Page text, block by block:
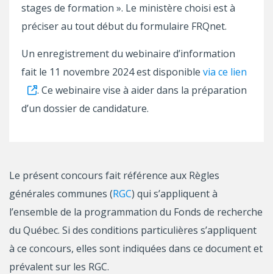
stages de formation ». Le ministère choisi est à
préciser au tout début du formulaire FRQnet.
Un enregistrement du webinaire d’information
fait le 11 novembre 2024 est disponible via ce lien
. Ce webinaire vise à aider dans la préparation
d’un dossier de candidature.
Le présent concours fait référence aux Règles
générales communes (RGC) qui s’appliquent à
l’ensemble de la programmation du Fonds de recherche
du Québec. Si des conditions particulières s’appliquent
à ce concours, elles sont indiquées dans ce document et
prévalent sur les RGC.